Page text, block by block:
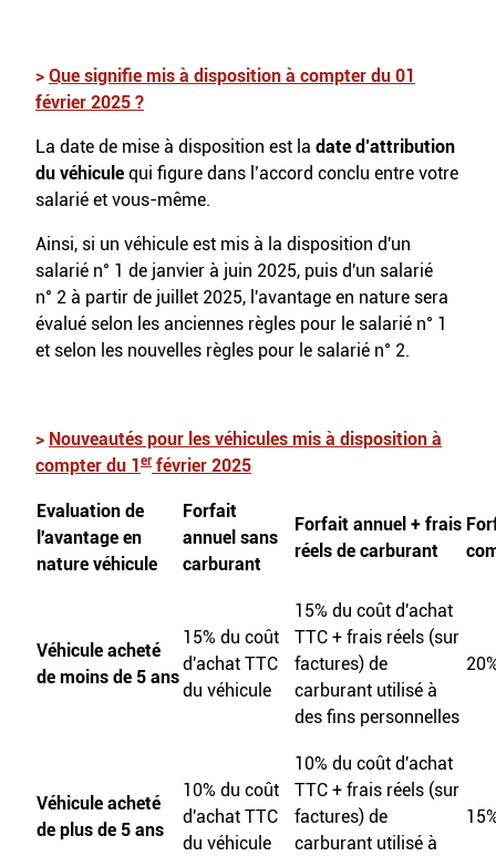
> Que signifie mis à disposition à compter du 01
février 2025 ?
La date de mise à disposition est la date d’attribution
du véhicule qui figure dans l’accord conclu entre votre
salarié et vous-même.
Ainsi, si un véhicule est mis à la disposition d'un
salarié n° 1 de janvier à juin 2025, puis d'un salarié
n° 2 à partir de juillet 2025, l'avantage en nature sera
évalué selon les anciennes règles pour le salarié n° 1
et selon les nouvelles règles pour le salarié n° 2.
> Nouveautés pour les véhicules mis à disposition à
compter du 1 er février 2025
Evaluation de
l'avantage en
nature véhicule
Forfait
annuel sans
carburant
Forfait annuel + frais
réels de carburant
Véhicule acheté
de moins de 5 ans
15% du coût
d'achat TTC
du véhicule
15% du coût d'achat
TTC + frais réels (sur
factures) de
carburant utilisé à
des fins personnelles
Véhicule acheté
de plus de 5 ans
10% du coût
d'achat TTC
du véhicule
10% du coût d'achat
TTC + frais réels (sur
factures) de
carburant utilisé à